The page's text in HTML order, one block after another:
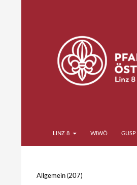
Pfadfinder*innen Linz 8
LINZ 8 WIWÖ GUSP
Ebelsberg Pichling
Allgemein (207)